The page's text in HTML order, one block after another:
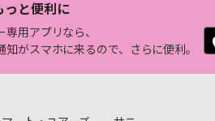
っと便利に
専用アプリなら、
知がスマホに来るので、さらに便利。